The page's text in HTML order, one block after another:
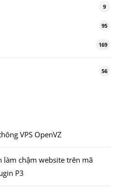
9
95
169
56
VPS OpenVZ
làm chậm website trên mã
P3